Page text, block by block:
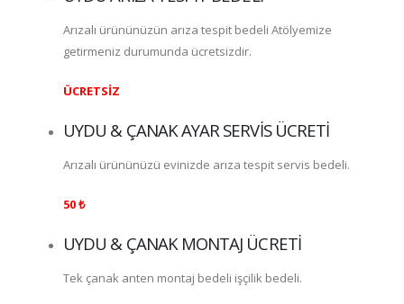
Arızalı ürününüzün arıza tespit bedeli Atölyemize
getirmeniz durumunda ücretsizdir.
ÜCRETSİZ
UYDU & ÇANAK AYAR SERVİS ÜCRETİ
Arızalı ürününüzü evinizde arıza tespit servis bedeli.
50 ₺
UYDU & ÇANAK MONTAJ ÜCRETİ
Tek çanak anten montaj bedeli işçilik bedeli.